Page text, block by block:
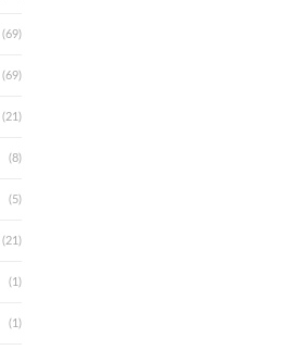
(69)
(69)
(21)
(8)
(5)
(21)
(1)
(1)